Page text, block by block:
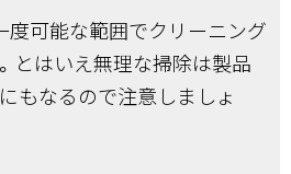
度可能な範囲でクリーニング
とはいえ無理な掃除は製品
もなるので注意しましょ